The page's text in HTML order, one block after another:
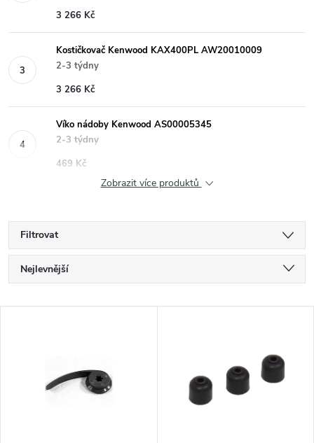
3 266 Kč
Kostičkovač Kenwood KAX400PL AW20010009
2-3 týdny
3 266 Kč
Víko nádoby Kenwood AS00005345
2-3 týdny
469 Kč
Zobrazit více produktů
Filtrovat
Ř
a
Nejlevnější